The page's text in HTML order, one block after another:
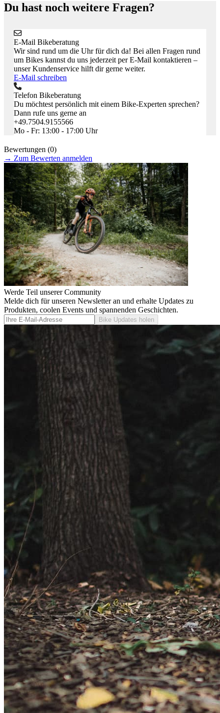
Du hast noch weitere Fragen?
E-Mail Bikeberatung
Wir sind rund um die Uhr für dich da! Bei allen Fragen rund
um Bikes kannst du uns jederzeit per E-Mail kontaktieren –
unser Kundenservice hilft dir gerne weiter.
E-Mail schreiben
Telefon Bikeberatung
Du möchtest persönlich mit einem Bike-Experten sprechen?
Dann rufe uns gerne an
+49.7504.9155566
Mo - Fr: 13:00 - 17:00 Uhr
Bewertungen (0)
→ Zum Bewerten anmelden
Werde Teil unserer Community
Melde dich für unseren Newsletter an und erhalte Updates zu
Produkten, coolen Events und spannenden Geschichten.
Bike Updates holen